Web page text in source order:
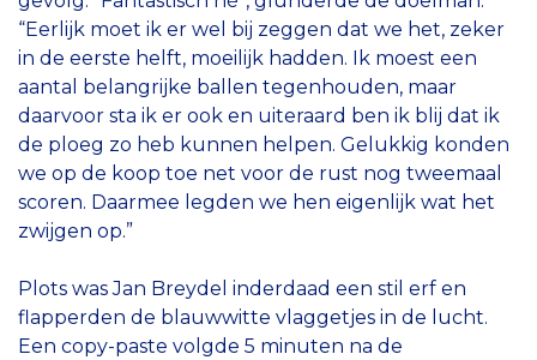
“Eerlijk moet ik er wel bij zeggen dat we het, zeker
in de eerste helft, moeilijk hadden. Ik moest een
aantal belangrijke ballen tegenhouden, maar
daarvoor sta ik er ook en uiteraard ben ik blij dat ik
de ploeg zo heb kunnen helpen. Gelukkig konden
we op de koop toe net voor de rust nog tweemaal
scoren. Daarmee legden we hen eigenlijk wat het
zwijgen op.”
Plots was Jan Breydel inderdaad een stil erf en
flapperden de blauwwitte vlaggetjes in de lucht.
Een copy-paste volgde 5 minuten na de